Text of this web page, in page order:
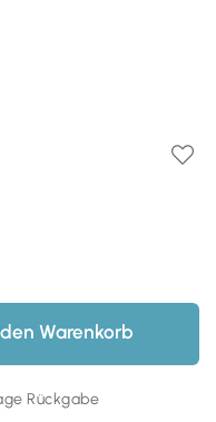
Warenkorb
Rückgabe